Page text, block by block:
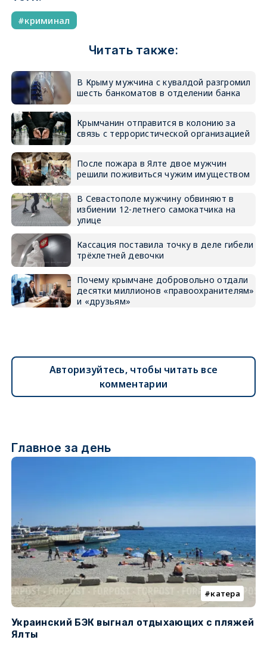
криминал
Читать также:
В Крыму мужчина с кувалдой разгромил
шесть банкоматов в отделении банка
Крымчанин отправится в колонию за
связь с террористической организацией
После пожара в Ялте двое мужчин
решили поживиться чужим имуществом
В Севастополе мужчину обвиняют в
избиении 12-летнего самокатчика на
улице
Кассация поставила точку в деле гибели
трёхлетней девочки
Почему крымчане добровольно отдали
десятки миллионов «правоохранителям»
и «друзьям»
Авторизуйтесь, чтобы читать все
комментарии
Главное за день
катера
Украинский БЭК выгнал отдыхающих с пляжей
Ялты